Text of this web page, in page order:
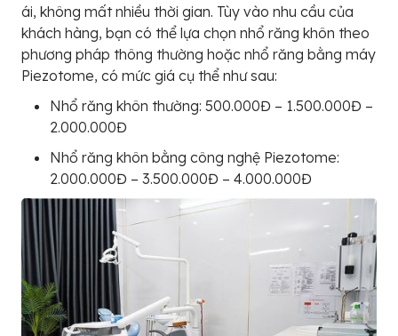
ái, không mất nhiều thời gian. Tùy vào nhu cầu của
khách hàng, bạn có thể lựa chọn nhổ răng khôn theo
phương pháp thông thường hoặc nhổ răng bằng máy
Piezotome, có mức giá cụ thể như sau:
Nhổ răng khôn thường: 500.000Đ – 1.500.000Đ –
2.000.000Đ
Nhổ răng khôn bằng công nghệ Piezotome:
2.000.000Đ – 3.500.000Đ – 4.000.000Đ